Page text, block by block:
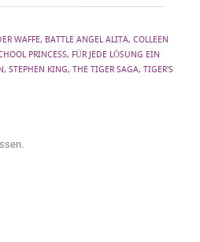
WAFFE, BATTLE ANGEL ALITA, COLLEEN
PRINCESS, FÜR JEDE LÖSUNG EIN
, STEPHEN KING, THE TIGER SAGA, TIGER'S